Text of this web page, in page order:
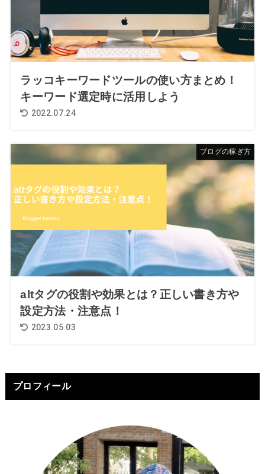
ラッコキーワードツールの使い方まとめ！
キーワード選定時に活用しよう
2022.07.24
ブログの稼ぎ方
altタグの役割や効果とは？正しい書き方や
設定方法・注意点！
2023.05.03
プロフィール